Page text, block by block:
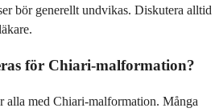
bör generellt undvikas. Diskutera alltid
för Chiari-malformation?
med Chiari-malformation. Många